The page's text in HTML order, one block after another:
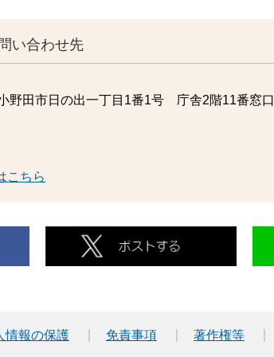
い合わせ先
野田市日の出一丁目1番1号 庁舎2階11番窓口
こちら
情報の保護 免責事項 著作権等